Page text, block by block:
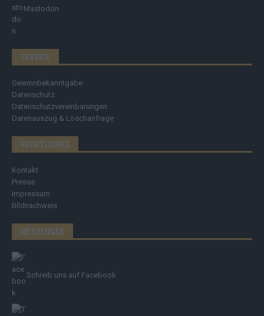
Mastodon
SERVICE
Gewinnbekanntgabe
Datenschutz
Datenschutzvereinbarungen
Datenauszug & Löschanfrage
RECHTLICHES
Kontakt
Presse
Impressum
Bildnachweis
MESSENGER
Schreib uns auf Facebook